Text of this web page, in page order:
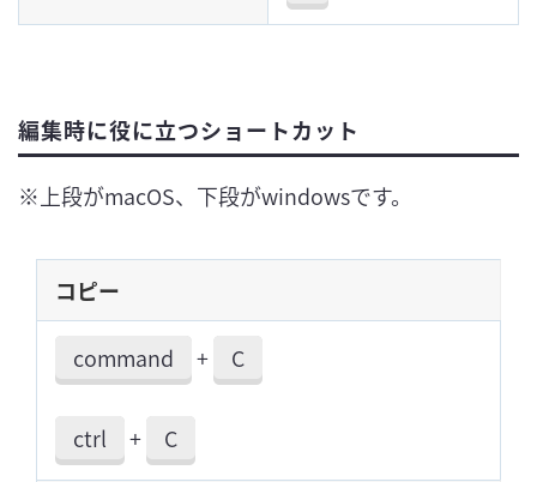
編集時に役に立つショートカット
※上段がmacOS、下段がwindowsです。
コピー
command + C
ctrl + C